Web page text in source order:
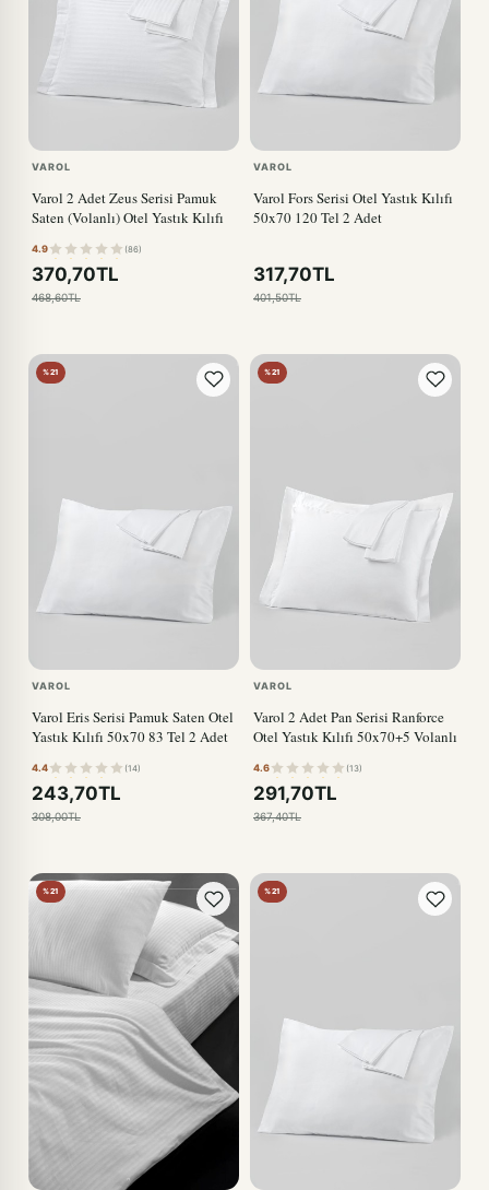
VAROL
Varol 2 Adet Zeus Serisi Pamuk
Saten (Volanlı) Otel Yastık Kılıfı
4.9 (86)
370,70TL
468,60TL
VAROL
Varol Fors Serisi Otel Yastık Kılıfı
50x70 120 Tel 2 Adet
317,70TL
401,50TL
%21
VAROL
Varol Eris Serisi Pamuk Saten Otel
Yastık Kılıfı 50x70 83 Tel 2 Adet
4.4 (14)
243,70TL
308,00TL
%21
VAROL
Varol 2 Adet Pan Serisi Ranforce
Otel Yastık Kılıfı 50x70+5 Volanlı
4.6 (13)
291,70TL
367,40TL
%21 %21